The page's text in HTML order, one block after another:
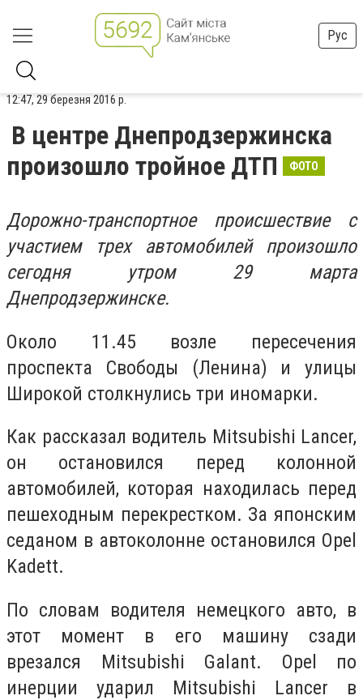
Рус
12:47, 29 березня 2016 р.
В центре Днепродзержинска
произошло тройное ДТП
ФОТО
Дорожно-транспортное происшествие с
участием трех автомобилей произошло
сегодня утром 29 марта
Днепродзержинске.
Около 11.45 возле пересечения
проспекта Свободы (Ленина) и улицы
Широкой столкнулись три иномарки.
Как рассказал водитель Mitsubishi Lancer,
он остановился перед колонной
автомобилей, которая находилась перед
пешеходным перекрестком. За японским
седаном в автоколонне остановился Opel
Kadett.
По словам водителя немецкого авто, в
этот момент в его машину сзади
врезался Mitsubishi Galant. Opel по
инерции ударил Mitsubishi Lancer в